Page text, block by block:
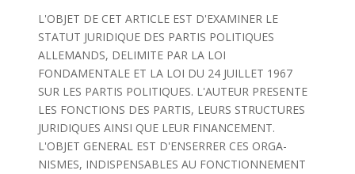
L'OBJET DE CET ARTICLE EST D'EXAMINER LE
STATUT JURIDIQUE DES PARTIS POLITIQUES
ALLEMANDS, DELIMITE PAR LA LOI
FONDAMENTALE ET LA LOI DU 24 JUILLET 1967
SUR LES PARTIS POLITIQUES. L'AUTEUR PRESENTE
LES FONCTIONS DES PARTIS, LEURS STRUCTURES
JURIDIQUES AINSI QUE LEUR FINANCEMENT.
L'OBJET GENERAL EST D'ENSERRER CES ORGA-
NISMES, INDISPENSABLES AU FONCTIONNEMENT